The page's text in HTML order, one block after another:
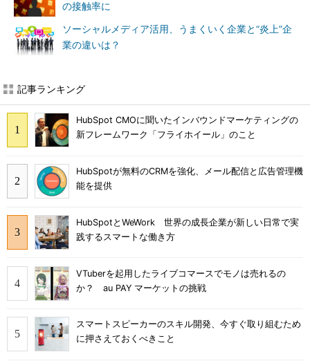
の接触率に
ソーシャルメディア活用、うまくいく企業と“炎上”企
業の違いは？
記事ランキング
HubSpot CMOに聞いたインバウンドマーケティングの
新フレームワーク「フライホイール」のこと
HubSpotが無料のCRMを強化、メール配信と広告管理機
能を提供
HubSpotとWeWork 世界の成長企業が新しい日常で実
践するスマートな働き方
VTuberを起用したライブコマースでモノは売れるの
か？ au PAY マーケットの挑戦
スマートスピーカーのスキル開発、今すぐ取り組むため
に押さえておくべきこと